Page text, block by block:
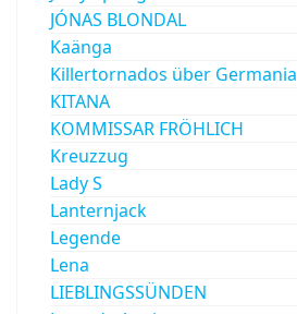
JÓNAS BLONDAL
Kaänga
Killertornados über Germania
KITANA
KOMMISSAR FRÖHLICH
Kreuzzug
Lady S
Lanternjack
Legende
Lena
LIEBLINGSSÜNDEN